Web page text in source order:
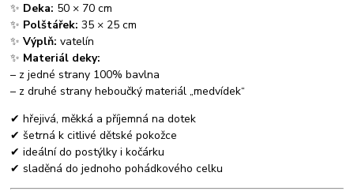
✨ Deka: 50 × 70 cm
✨ Polštářek: 35 × 25 cm
✨Výplň: vatelín
✨ Materiál deky:
– z jedné strany 100% bavlna
– z druhé strany heboučký materiál „medvídek“
✔ hřejivá, měkká a příjemná na dotek
✔ šetrná k citlivé dětské pokožce
✔ ideální do postýlky i kočárku
✔ sladěná do jednoho pohádkového celku